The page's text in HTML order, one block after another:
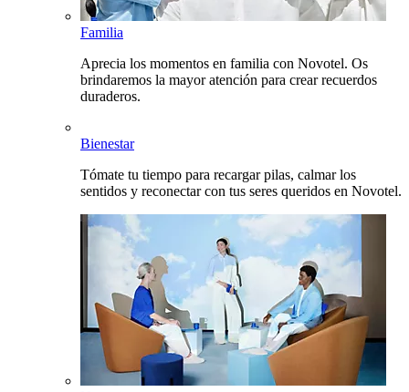
Familia
Aprecia los momentos en familia con Novotel. Os
brindaremos la mayor atención para crear recuerdos
duraderos.
Bienestar
Tómate tu tiempo para recargar pilas, calmar los
sentidos y reconectar con tus seres queridos en Novotel.